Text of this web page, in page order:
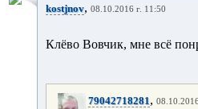
kostjnov, 08.10.2016 г. 11:50
Клёво Вовчик, мне всё
79042718281,